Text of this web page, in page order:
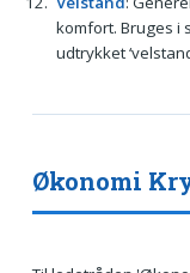
komfort. Bruges i
udtrykket
Økonomi